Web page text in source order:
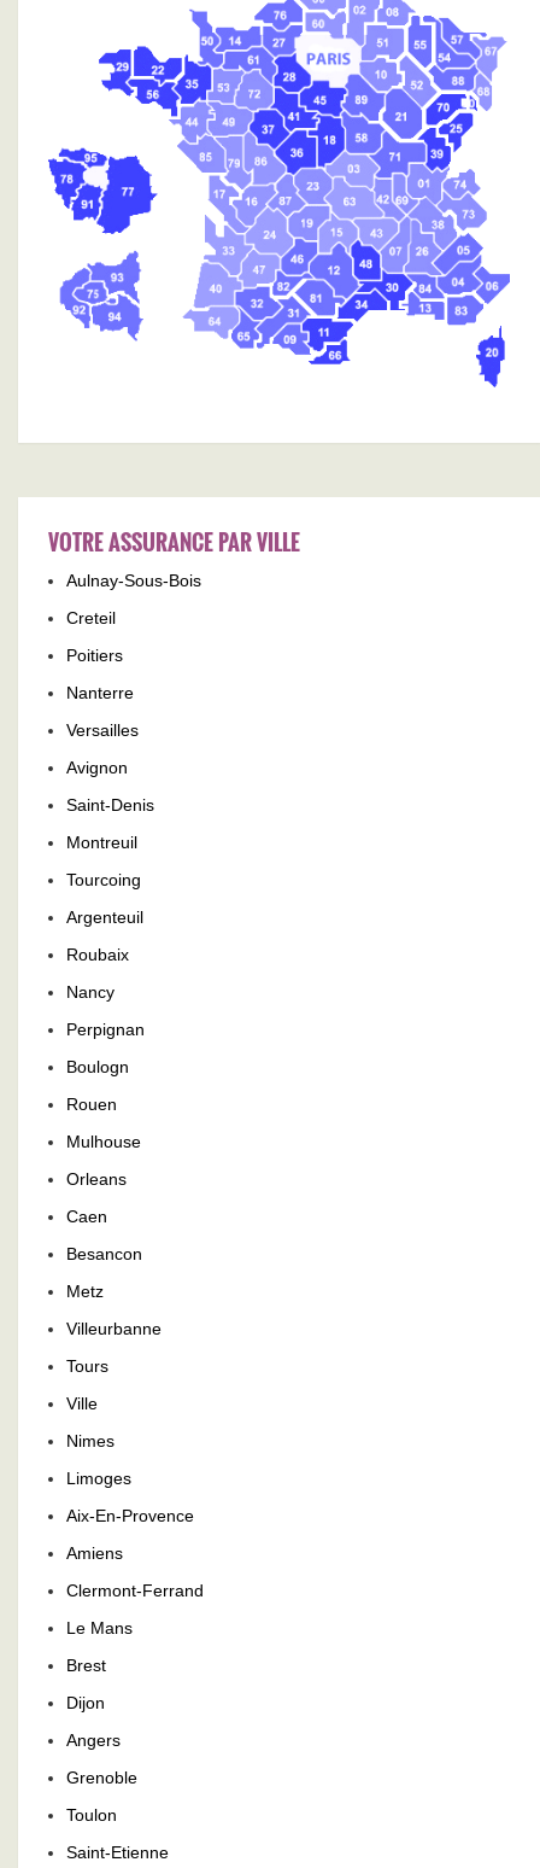
VOTRE ASSURANCE PAR VILLE
Aulnay-Sous-Bois
Creteil
Poitiers
Nanterre
Versailles
Avignon
Saint-Denis
Montreuil
Tourcoing
Argenteuil
Roubaix
Nancy
Perpignan
Boulogn
Rouen
Mulhouse
Orleans
Caen
Besancon
Metz
Villeurbanne
Tours
Ville
Nimes
Limoges
Aix-En-Provence
Amiens
Clermont-Ferrand
Le Mans
Brest
Dijon
Angers
Grenoble
Toulon
Saint-Etienne